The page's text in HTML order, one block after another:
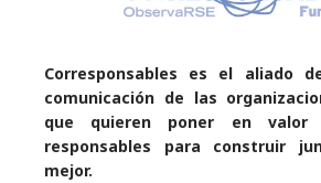
Corresponsables es el aliado
comunicación de las
que quieren poner en valor
responsables para construir
mejor.